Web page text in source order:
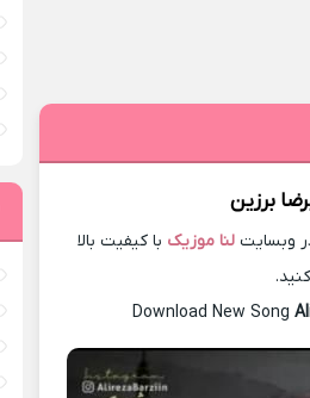
برزین
وبسایتلنا موزیک با کیفیت بالا
Download New Song